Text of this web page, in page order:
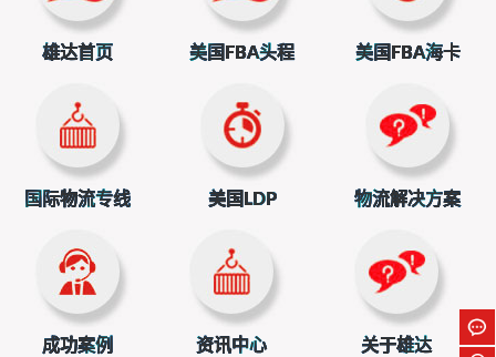
在旺季期间实时监控货物流向，避免因清关延误导致的断货
风险，店铺销量提升20%。
雄达首页 美国FBA头程 美国FBA海卡
国际物流专线 美国LDP 物流解决方案
成功案例 资讯中心 关于雄达